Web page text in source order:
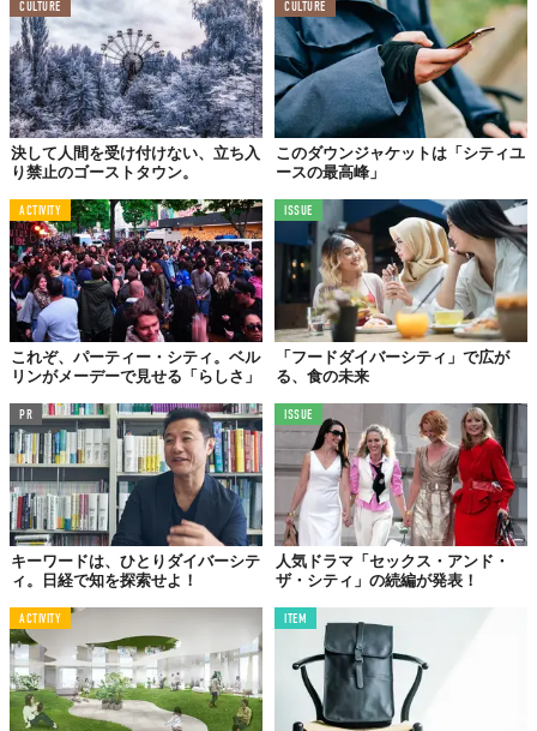
CULTURE
決して人間を受け付けない、立ち入
り禁止のゴーストタウン。
CULTURE
このダウンジャケットは「シティユ
ースの最高峰」
ACTIVITY
これぞ、パーティー・シティ。ベル
リンがメーデーで見せる「らしさ」
ISSUE
「フードダイバーシティ」で広が
る、食の未来
PR
キーワードは、ひとりダイバーシテ
ィ。日経で知を探索せよ！
ISSUE
人気ドラマ「セックス・アンド・
ザ・シティ」の続編が発表！
ACTIVITY ITEM